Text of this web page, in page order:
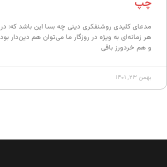
چپ
مدعای کلیدی روشنفکری دینی چه بسا این باشد که: در
هر زمانه‌ای به ویژه در روزگار ما می‌توان هم دین‌دار بود
و هم خردورز باقی
بهمن ۲۳, ۱۴۰۱